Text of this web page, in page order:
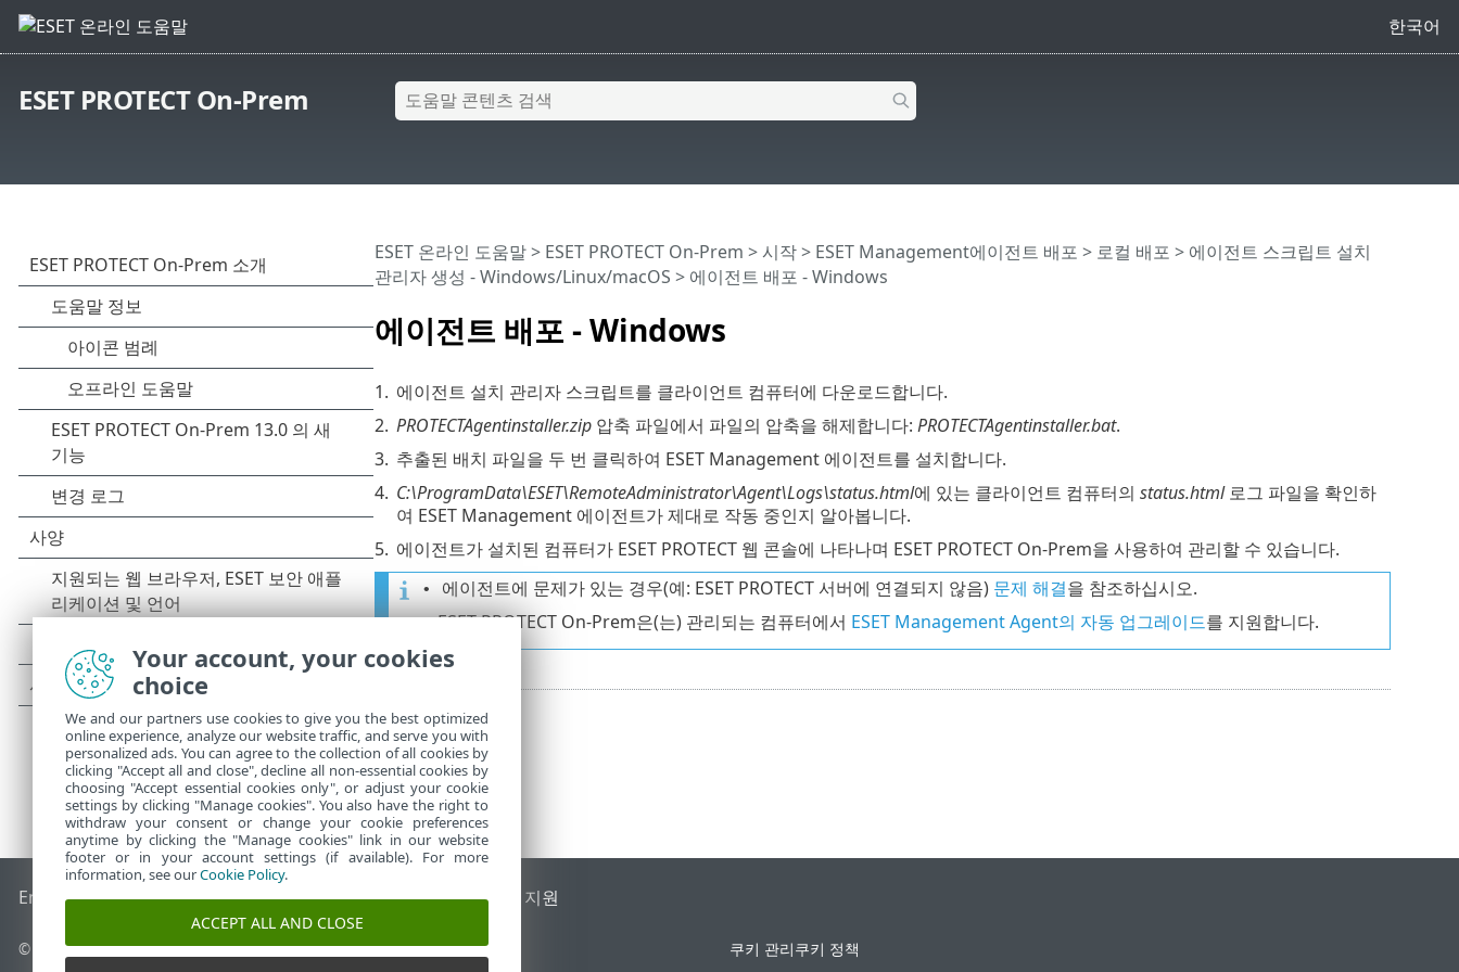
한국어
ESET PROTECT On-Prem
에이전트 배포 - Windows
ESET 온라인 도움말> ESET PROTECT On-Prem >시작> ESET Management에이전트 배포 > 로컬 배포 > 에이전트 스크립트 설치
관리자 생성 - Windows/Linux/macOS > 에이전트 배포 - Windows
1. 에이전트 설치 관리자 스크립트를 클라이언트 컴퓨터에 다운로드합니다.
2. PROTECTAgentinstaller.zip압축 파일에서 파일의 압축을 해제합니다: PROTECTAgentinstaller.bat.
3. 추출된 배치 파일을 두 번 클릭하여 ESET Management 에이전트를 설치합니다.
4. C:\ProgramData\ESET\RemoteAdministrator\Agent\Logs\status.html에 있는 클라이언트 컴퓨터의 status.html로그 파일을 확인하
여 ESET Management 에이전트가 제대로 작동 중인지 알아봅니다.
5. 에이전트가 설치된 컴퓨터가 ESET PROTECT 웹 콘솔에 나타나며 ESET PROTECT On-Prem을 사용하여 관리할 수 있습니다.
• 에이전트에 문제가 있는 경우(예: ESET PROTECT 서버에 연결되지 않음) 문제 해결을 참조하십시오.
• ESET PROTECT On-Prem은(는) 관리되는 컴퓨터에서 ESET Management Agent의 자동 업그레이드를 지원합니다.
End of LifeESET 지식 베이스ESET 포럼ESET Status Portal국가별 지원
© 1992 - 2026 ESET, spol. s r.o. - All rights reserved. 쿠키 관리쿠키 정책
Your account, your cookies
choice
We and our partners use cookies to give you the best optimized
online experience, analyze our website traffic, and serve you with
personalized ads. You can agree to the collection of all cookies by
clicking "Accept all and close", decline all non-essential cookies by
choosing "Accept essential cookies only", or adjust your cookie
settings by clicking "Manage cookies". You also have the right to
withdraw your consent or change your cookie preferences
anytime by clicking the "Manage cookies" link in our website
footer or in your account settings (if available). For more
information, see ourCookie Policy.
ACCEPT ALL AND CLOSE